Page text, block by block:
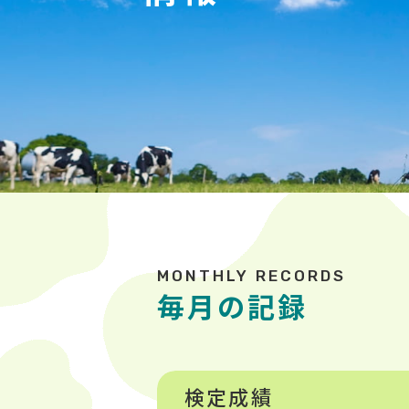
毎月の記録
検定成績